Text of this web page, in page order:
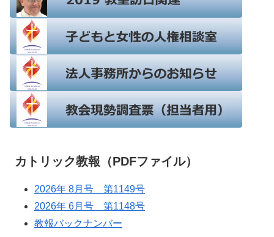
カトリック教報（PDFファイル）
2026年 8月号 第1149号
2026年 6月号 第1148号
教報バックナンバー